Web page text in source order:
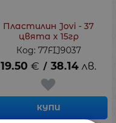
Пластилин Jovi - 37
цвята х 15гр
Код: 77FIJ9037
19.50 € / 38.14 лв.
КУПИ